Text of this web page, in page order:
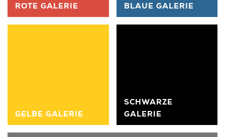
ROTE GALERIE BLAUE GALERIE
GELBE GALERIE
SCHWARZE
GALERIE